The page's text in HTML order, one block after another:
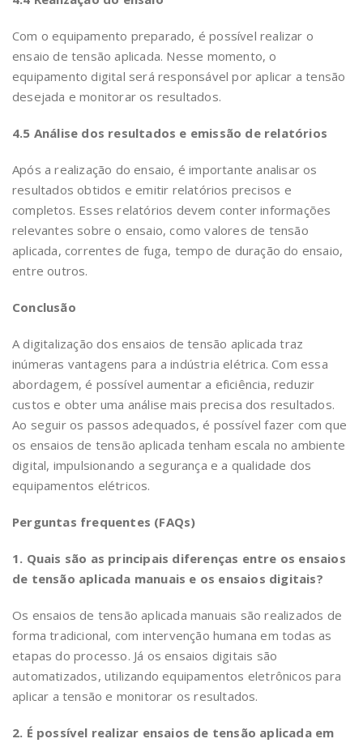
Com o equipamento preparado, é possível realizar o
ensaio de tensão aplicada. Nesse momento, o
equipamento digital será responsável por aplicar a tensão
desejada e monitorar os resultados.
4.5 Análise dos resultados e emissão de relatórios
Após a realização do ensaio, é importante analisar os
resultados obtidos e emitir relatórios precisos e
completos. Esses relatórios devem conter informações
relevantes sobre o ensaio, como valores de tensão
aplicada, correntes de fuga, tempo de duração do ensaio,
entre outros.
Conclusão
A digitalização dos ensaios de tensão aplicada traz
inúmeras vantagens para a indústria elétrica. Com essa
abordagem, é possível aumentar a eficiência, reduzir
custos e obter uma análise mais precisa dos resultados.
Ao seguir os passos adequados, é possível fazer com que
os ensaios de tensão aplicada tenham escala no ambiente
digital, impulsionando a segurança e a qualidade dos
equipamentos elétricos.
Perguntas frequentes (FAQs)
1. Quais são as principais diferenças entre os ensaios
de tensão aplicada manuais e os ensaios digitais?
Os ensaios de tensão aplicada manuais são realizados de
forma tradicional, com intervenção humana em todas as
etapas do processo. Já os ensaios digitais são
automatizados, utilizando equipamentos eletrônicos para
aplicar a tensão e monitorar os resultados.
2. É possível realizar ensaios de tensão aplicada em